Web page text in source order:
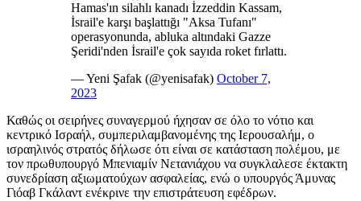
Hamas'ın silahlı kanadı İzzeddin Kassam,
İsrail'e karşı başlattığı "Aksa Tufanı"
operasyonunda, abluka altındaki Gazze
Şeridi'nden İsrail'e çok sayıda roket fırlattı.
— Yeni Şafak (@yenisafak) October 7,
2023
Καθώς οι σειρήνες συναγερμού ήχησαν σε όλο το νότιο και
κεντρικό Ισραήλ, συμπεριλαμβανομένης της Ιερουσαλήμ, ο
ισραηλινός στρατός δήλωσε ότι είναι σε κατάσταση πολέμου, με
τον πρωθυπουργό Μπενιαμίν Νετανιάχου να συγκλαλεσε έκτακτη
συνεδρίαση αξιωματούχων ασφαλείας, ενώ ο υπουργός Άμυνας
Γιόαβ Γκάλαντ ενέκρινε την επιστράτευση εφέδρων.